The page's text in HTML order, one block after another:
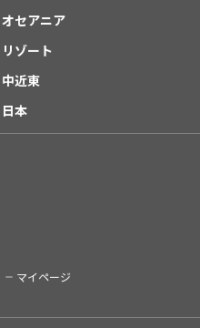
オセアニア
リゾート
中近東
日本
マイページ